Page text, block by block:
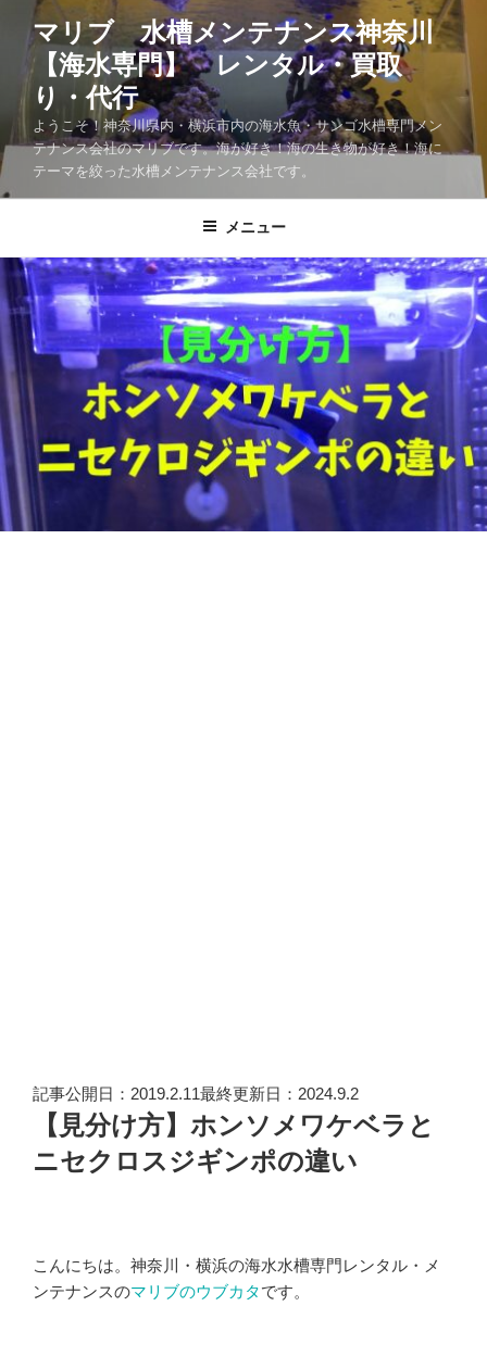
マリブ 水槽メンテナンス神奈川
【海水専門】 レンタル・買取
り・代行
ようこそ！神奈川県内・横浜市内の海水魚・サンゴ水槽専門メン
テナンス会社のマリブです。海が好き！海の生き物が好き！海に
テーマを絞った水槽メンテナンス会社です。
メニュー
記事公開日：2019.2.11最終更新日：2024.9.2
【見分け方】ホンソメワケベラと
ニセクロスジギンポの違い
こんにちは。神奈川・横浜の海水水槽専門レンタル・メ
ンテナンスのマリブのウブカタです。